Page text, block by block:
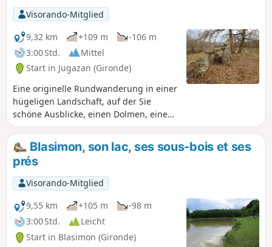
Visorando-Mitglied
9,32 km
+109 m
-106 m
3:00 Std.
Mittel
Start in Jugazan (Gironde)
Eine originelle Rundwanderung in einer
hügeligen Landschaft, auf der Sie
schöne Ausblicke, einen Dolmen, eine
romanische Kirche und das Unterholz
und die Weinberge genießen können.
Sie können auch an der „Cabane à Lire”
Halt machen, wo Ihnen zahlreiche
Bücher zur Verfügung stehen. Am
07.02.2019 erneut getestet: Der Abstieg
nach dem „1 ” ist schmal, aber
befahrbar.
Blasimon, son lac, ses sous-bois et ses
prés
Visorando-Mitglied
9,55 km
+105 m
-98 m
3:00 Std.
Leicht
Start in Blasimon (Gironde)